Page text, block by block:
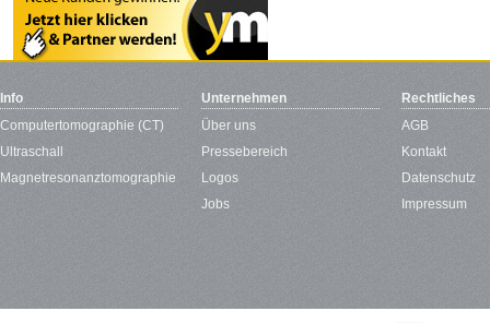
Info
Computertomographie (CT)
Ultraschall
Magnetresonanztomographie
Unternehmen
Über uns
Pressebereich
Logos
Jobs
Rechtliches
AGB
Kontakt
Datenschutz
Impressum